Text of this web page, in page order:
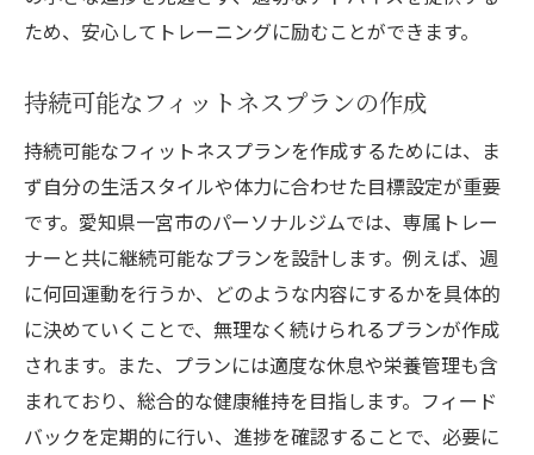
ため、安心してトレーニングに励むことができます。
持続可能なフィットネスプランの作成
持続可能なフィットネスプランを作成するためには、ま
ず自分の生活スタイルや体力に合わせた目標設定が重要
です。愛知県一宮市のパーソナルジムでは、専属トレー
ナーと共に継続可能なプランを設計します。例えば、週
に何回運動を行うか、どのような内容にするかを具体的
に決めていくことで、無理なく続けられるプランが作成
されます。また、プランには適度な休息や栄養管理も含
まれており、総合的な健康維持を目指します。フィード
バックを定期的に行い、進捗を確認することで、必要に